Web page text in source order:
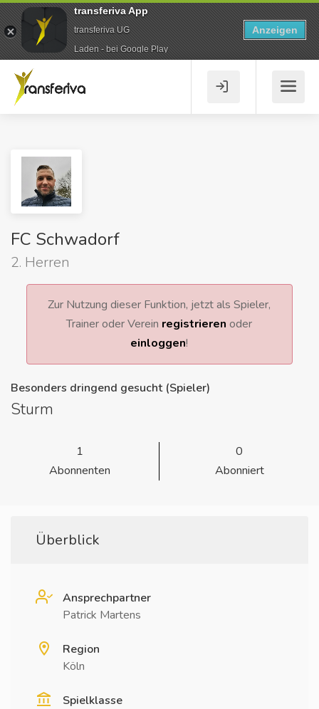
FC Schwadorf
2. Herren
Zur Nutzung dieser Funktion, jetzt als Spieler,
Trainer oder Verein registrieren oder
einloggen!
Besonders dringend gesucht (Spieler)
Sturm
1
Abonnenten
0
Abonniert
Überblick
Ansprechpartner
Patrick Martens
Region
Köln
Spielklasse
transferiva App
transferiva UG
Laden - bei Google Play
Anzeigen